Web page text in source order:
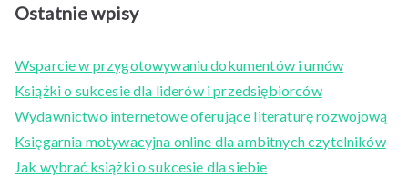
Ostatnie wpisy
Wsparcie w przygotowywaniu dokumentów i umów
Książki o sukcesie dla liderów i przedsiębiorców
Wydawnictwo internetowe oferujące literaturę rozwojową
Księgarnia motywacyjna online dla ambitnych czytelników
Jak wybrać książki o sukcesie dla siebie